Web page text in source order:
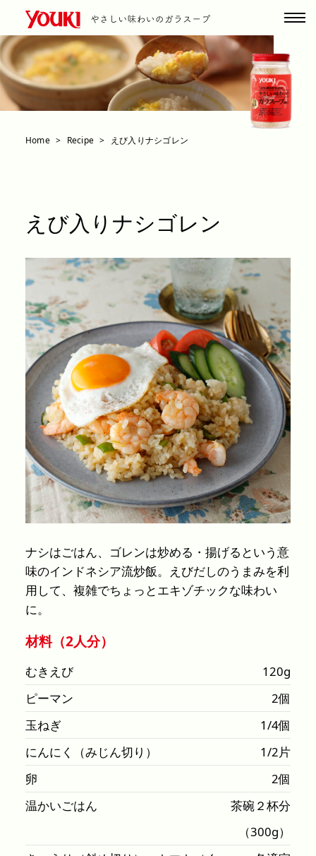
Home Recipe えび入りナシゴレン
えび入りナシゴレン
ナシはごはん、ゴレンは炒める・揚げるという意
味のインドネシア流炒飯。えびだしのうまみを利
用して、複雑でちょっとエキゾチックな味わい
に。
材料（2人分）
むきえび
120g
ピーマン
2個
玉ねぎ
1/4個
にんにく（みじん切り）
1/2片
卵
2個
温かいごはん
茶碗２杯分
（300g）